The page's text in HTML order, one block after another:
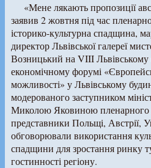
«Мене лякають пропозиції
заявив 2 жовтня під час
історико-культурна спадщина,
директор Львівської галереї
Возницький на VIII
економічному форумі
можливості» у Львівському
модерованого заступником
Миколою Яковиною пленарного
представники Польщі, Австрії,
обговорювали використання
спадщини для зростання ринку
гостинності регіону.